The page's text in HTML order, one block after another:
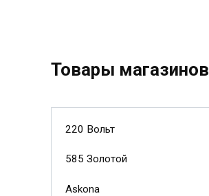
Товары магазинов
220 Вольт
585 Золотой
Askona